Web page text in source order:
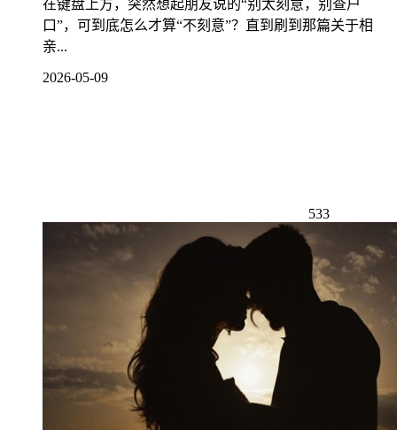
在键盘上方，突然想起朋友说的“别太刻意，别查户
口”，可到底怎么才算“不刻意”？直到刷到那篇关于相
亲...
2026-05-09
533